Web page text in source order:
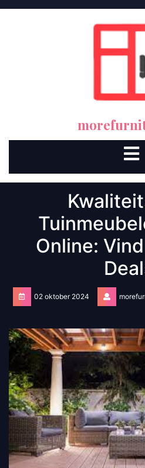
Online:
02 oktober 2024